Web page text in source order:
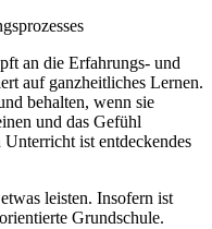
an die Erfahrungs- und
auf ganzheitliches Lernen.
behalten, wenn sie
und das Gefühl
ist entdeckendes
leisten. Insofern ist
Grundschule.